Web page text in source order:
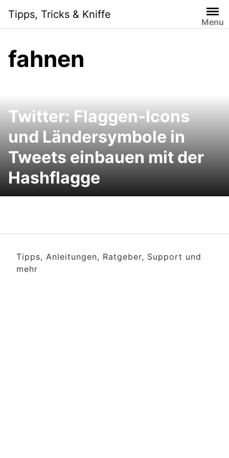
content
Tipps, Tricks & Kniffe
Menu
fahnen
Twitter: Flaggen-Icons
und Ländersymbole in
Tweets einbauen mit der
Hashflagge
Tipps, Anleitungen, Ratgeber, Support und
mehr